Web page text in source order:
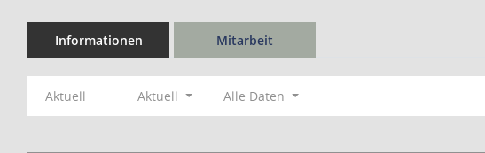
Informationen Mitarbeit
Aktuell Aktuell Alle Daten